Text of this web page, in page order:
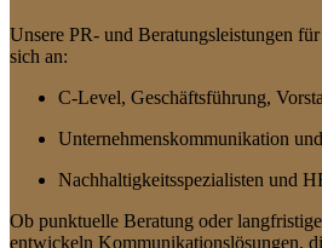
Unsere PR- und Beratungsleistungen
sich an:
C-Level, Geschäftsführung,
Unternehmenskommunikation
Nachhaltigkeitsspezialisten und
Ob punktuelle Beratung oder
entwickeln Kommunikationslösungen,